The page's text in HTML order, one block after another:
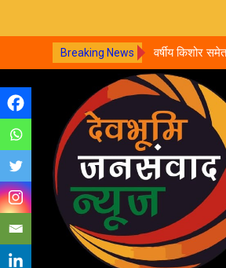
Breaking News
किशोर समेत 3 लोगों ने की
उत्तराखंड: 5
स्थायीकरण,
to
content